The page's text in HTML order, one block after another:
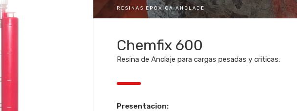
RESINAS EPOXICA ANCLAJE
Chemfix 600
Resina de Anclaje para cargas pesadas y criticas.
Presentacion: